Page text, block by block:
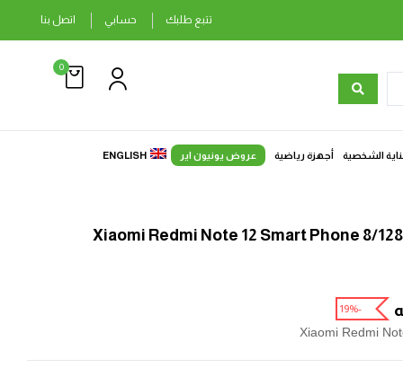
تتبع طلبك حسابي اتصل بنا
0
الشخصية أجهزة رياضية عروض يونيون اير ENGLISH
-19%
Xiaomi Redmi